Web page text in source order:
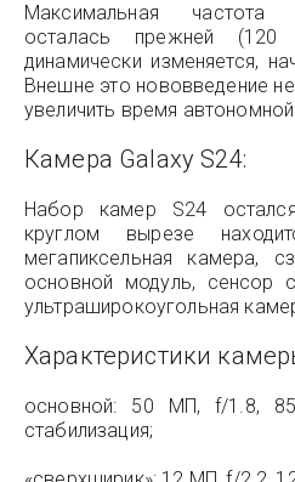
Максимальная частота
осталась прежней
динамически изменяется,
Внешне это нововведение
увеличить время
Камера Galaxy S24:
Набор камер S24
круглом вырезе
мегапиксельная камера,
основной модуль, сенсор
ультраширокоугольная
Характеристики
основной: 50 МП, f/1.8, 85
стабилизация;